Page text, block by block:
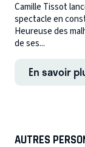
Camille Tissot
spectacle en
Heureuse des
de ses...
En savoir
AUTRES